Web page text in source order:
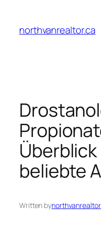
content
northvanrealtor.ca
beliebte
Written by